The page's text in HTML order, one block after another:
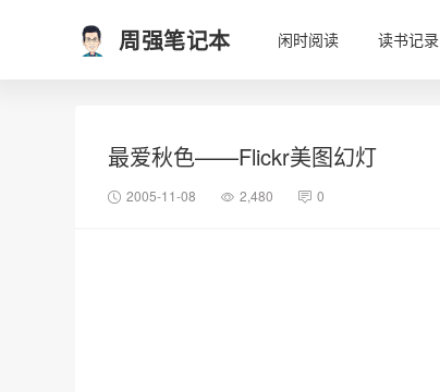
周强笔记本 闲时阅读 读书记录
最爱秋色——Flickr美图幻灯
2005-11-08 2,480 0